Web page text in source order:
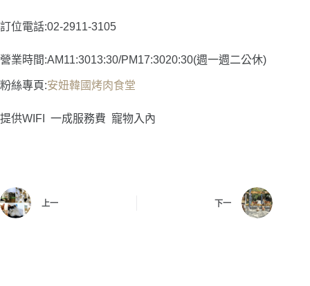
訂位電話:02-2911-3105
營業時間:AM11:3013:30/PM17:3020:30(週一週二公休)
粉絲專頁:安妞韓國烤肉食堂
提供WIFI 一成服務費 寵物入內
上一 下一